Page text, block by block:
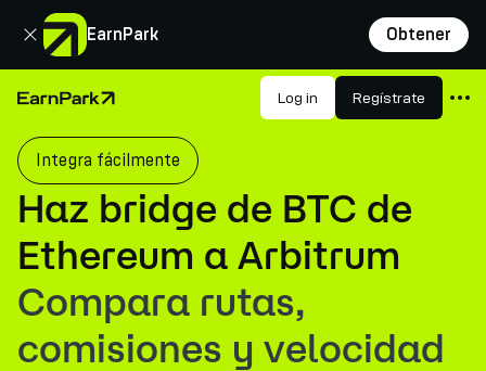
EarnPark Obtener
Cerrar
Página de inicio Log in Regístrate
Productos
Mercados
Calculadoras
PARK Token
Recursos
Compañía
Integra fácilmente
Haz bridge de BTC de
Ethereum a Arbitrum
Compara rutas,
comisiones y velocidad